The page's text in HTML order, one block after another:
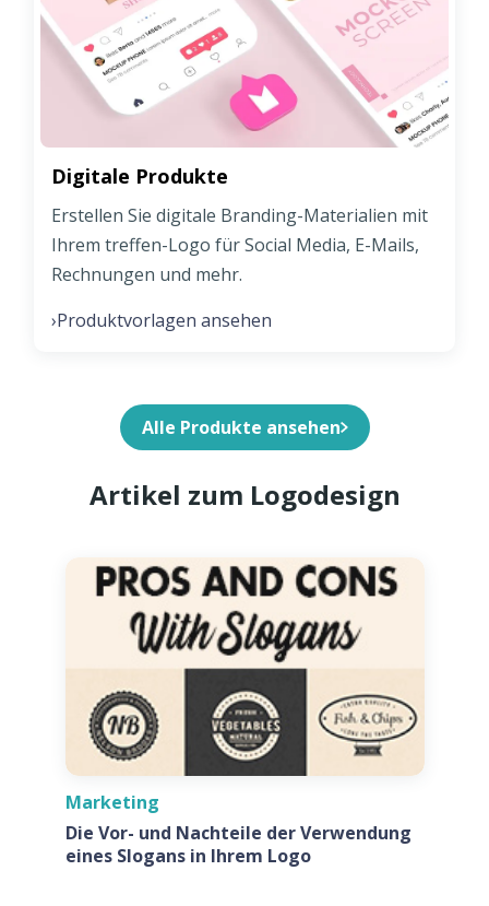
Digitale Produkte
Erstellen Sie digitale Branding-Materialien mit
Ihrem treffen-Logo für Social Media, E-Mails,
Rechnungen und mehr.
›Produktvorlagen ansehen
Alle Produkte ansehen
Artikel zum Logodesign
Marketing
Die Vor- und Nachteile der Verwendung
eines Slogans in Ihrem Logo